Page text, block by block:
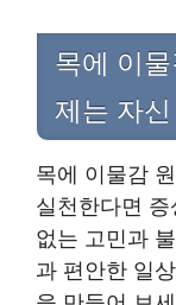
목에 이
제는 자
목에 이물감
실천한다면
없는 고민과
과 편안한 일